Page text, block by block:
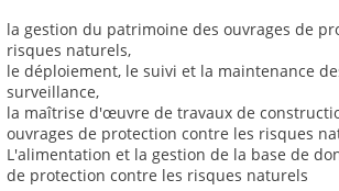
la gestion du patrimoine des ouvrages de
risques naturels,
le déploiement, le suivi et la maintenance
surveillance,
la maîtrise d'œuvre de travaux de
ouvrages de protection contre les risques
L'alimentation et la gestion de la base de
de protection contre les risques naturels